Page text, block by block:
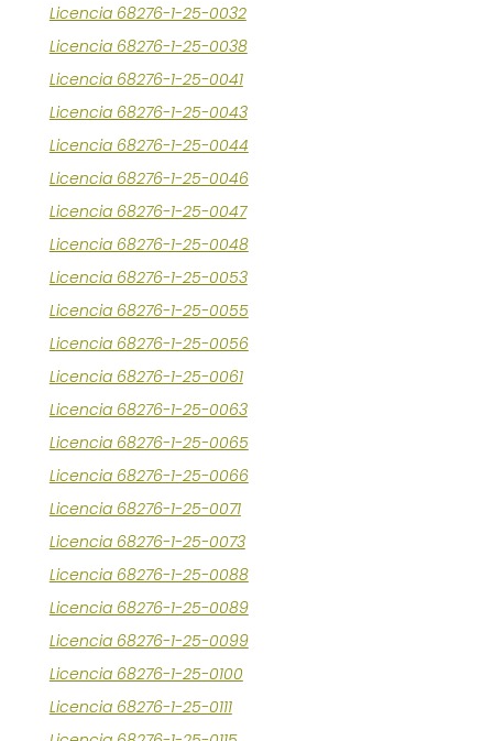
Licencia 68276-1-25-0032
Licencia 68276-1-25-0038
Licencia 68276-1-25-0041
Licencia 68276-1-25-0043
Licencia 68276-1-25-0044
Licencia 68276-1-25-0046
Licencia 68276-1-25-0047
Licencia 68276-1-25-0048
Licencia 68276-1-25-0053
Licencia 68276-1-25-0055
Licencia 68276-1-25-0056
Licencia 68276-1-25-0061
Licencia 68276-1-25-0063
Licencia 68276-1-25-0065
Licencia 68276-1-25-0066
Licencia 68276-1-25-0071
Licencia 68276-1-25-0073
Licencia 68276-1-25-0088
Licencia 68276-1-25-0089
Licencia 68276-1-25-0099
Licencia 68276-1-25-0100
Licencia 68276-1-25-0111